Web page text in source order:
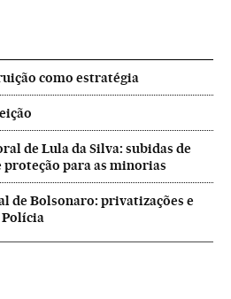
como estratégia
de Lula da Silva: subidas de
para as minorias
de Bolsonaro: privatizações e